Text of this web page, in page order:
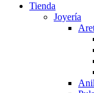
Tienda
Joyería